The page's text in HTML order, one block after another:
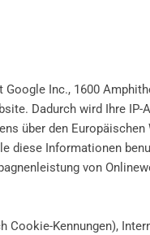
Inc., 1600
Dadurch wird Ihre
über den
diese Informationen
von
Kennungen),